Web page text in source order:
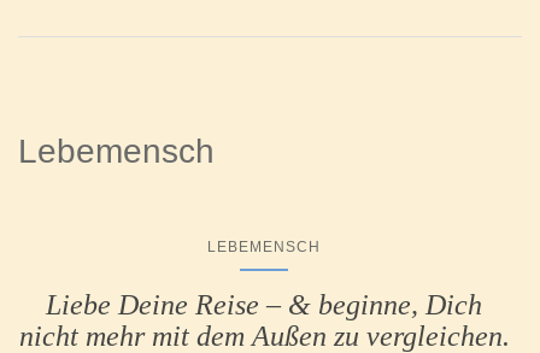
Lebemensch
LEBEMENSCH
Liebe Deine Reise – & beginne, Dich
nicht mehr mit dem Außen zu vergleichen.